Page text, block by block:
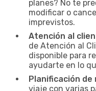
planes? No te
modificar o
imprevistos.
Atención al
de Atención al
disponible para
ayudarte en lo
Planificación
viaje con varias